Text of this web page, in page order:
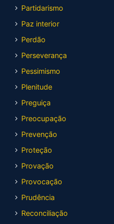
Partidarismo
Paz interior
Perdão
Perseverança
Pessimismo
Plenitude
Preguiça
Preocupação
Prevenção
Proteção
Provação
Provocação
Prudência
Reconciliação